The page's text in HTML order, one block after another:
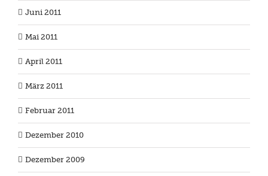
Juni 2011
Mai 2011
April 2011
März 2011
Februar 2011
Dezember 2010
Dezember 2009